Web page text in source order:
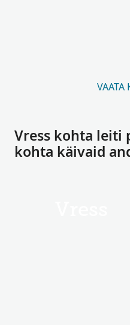
VAATA
Vress kohta leiti
kohta käivaid